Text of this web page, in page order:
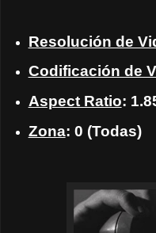
Resolución de
Codificación de
Aspect Ratio:
Zona: 0 (Todas)